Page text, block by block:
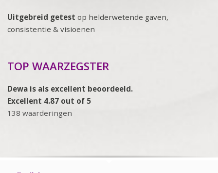
Uitgebreid getest op helderwetende gaven,
consistentie & visioenen
TOP WAARZEGSTER
Dewa is als excellent beoordeeld.
Excellent 4.87 out of 5
138 waarderingen